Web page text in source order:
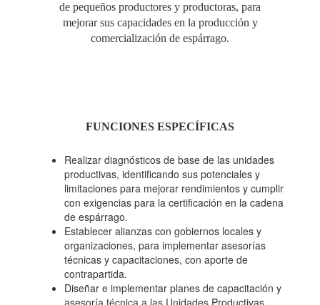
de pequeños productores y productoras, para
mejorar sus capacidades en la producción y
comercialización de espárrago.
FUNCIONES ESPECÍFICAS
Realizar diagnósticos de base de las unidades
productivas, identificando sus potenciales y
limitaciones para mejorar rendimientos y cumplir
con exigencias para la certificación en la cadena
de espárrago.
Establecer alianzas con gobiernos locales y
organizaciones, para implementar asesorías
técnicas y capacitaciones, con aporte de
contrapartida.
Diseñar e implementar planes de capacitación y
asesoría técnica a las Unidades Productivas.